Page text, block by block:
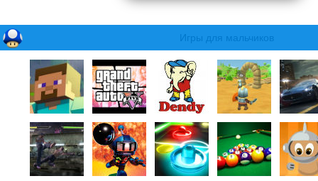
Игры для мальчиков